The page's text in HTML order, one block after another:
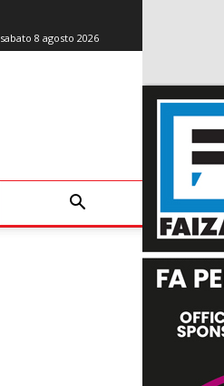
sabato 8 agosto 2026